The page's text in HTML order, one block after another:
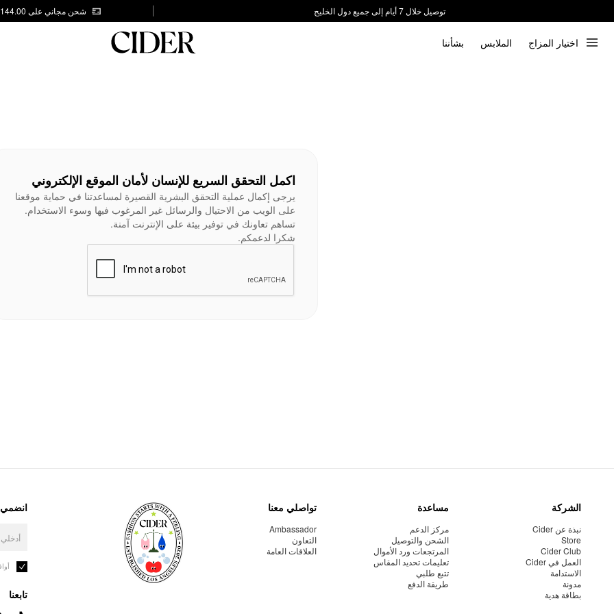
توصيل خلال 7 أيام إلى جميع دول الخليج
شحن مجاني على AED 144.00
اختيار المزاج الملابس بشأننا
اكمل التحقق السريع للإنسان لأمان الموقع الإلكتروني
يرجى إكمال عملية التحقق البشرية القصيرة لمساعدتنا في حماية موقعنا
على الويب من الاحتيال والرسائل غير المرغوب فيها وسوء الاستخدام.
تساهم تعاونك في توفير بيئة على الإنترنت آمنة.
شكرا لدعمكم.
الشركة
نبذة عن Cider
Store
Cider Club
العمل في Cider
الاستدامة
مدونة
بطاقة هدية
مساعدة
مركز الدعم
الشحن والتوصيل
المرتجعات ورد الأموال
تعليمات تحديد المقاس
تتبع طلبي
طريقة الدفع
تواصلي معنا
Ambassador
التعاون
العلاقات العامة
انضمي
تابعنا